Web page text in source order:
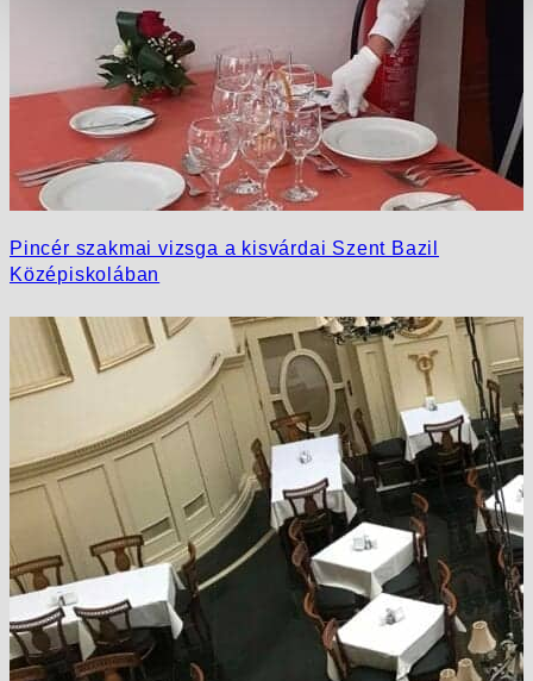
Pincér szakmai vizsga a kisvárdai Szent Bazil
Középiskolában